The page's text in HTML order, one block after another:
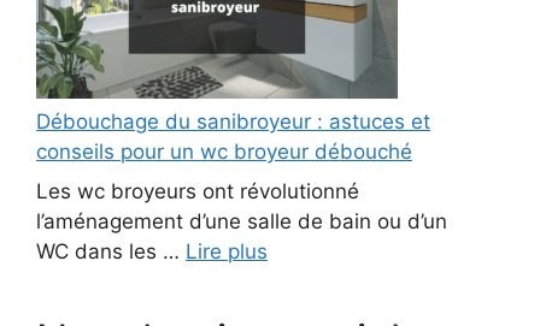
Débouchage du sanibroyeur : astuces et
conseils pour un wc broyeur débouché
Les wc broyeurs ont révolutionné
l’aménagement d’une salle de bain ou d’un
WC dans les … Lire plus